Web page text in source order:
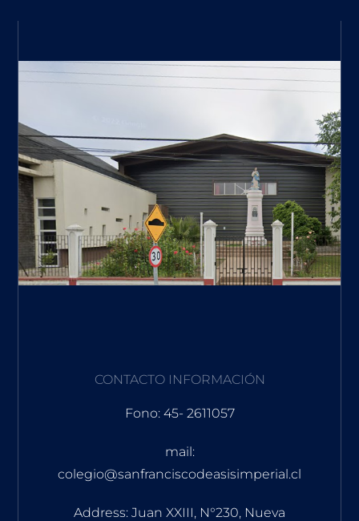
CONTACTO INFORMACIÓN
Fono: 45- 2611057
mail:
colegio@sanfranciscodeasisimperial.cl
Address: Juan XXIII, N°230, Nueva